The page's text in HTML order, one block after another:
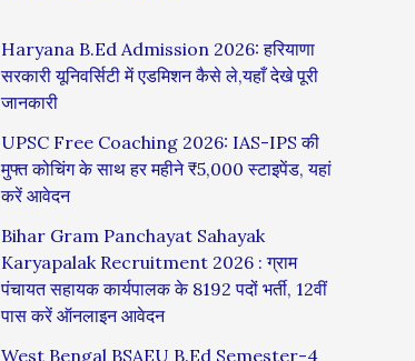
Haryana B.Ed Admission 2026: हरियाणा
सरकारी यूनिवर्सिटी में एडमिशन कैसे ले,यहाँ देखे पूरी
जानकारी
UPSC Free Coaching 2026: IAS-IPS की
मुफ्त कोचिंग के साथ हर महीने ₹5,000 स्टाइपेंड, यहां
करें आवेदन
Bihar Gram Panchayat Sahayak
Karyapalak Recruitment 2026 : ग्राम
पंचायत सहायक कार्यपालक के 8192 पदों भर्ती, 12वीं
पास करें ऑनलाइन आवेदन
West Bengal BSAEU B.Ed Semester-4